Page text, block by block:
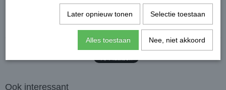
Ook interessant
Later opnieuw tonen Selectie toestaan
Alles toestaan Nee, niet akkoord